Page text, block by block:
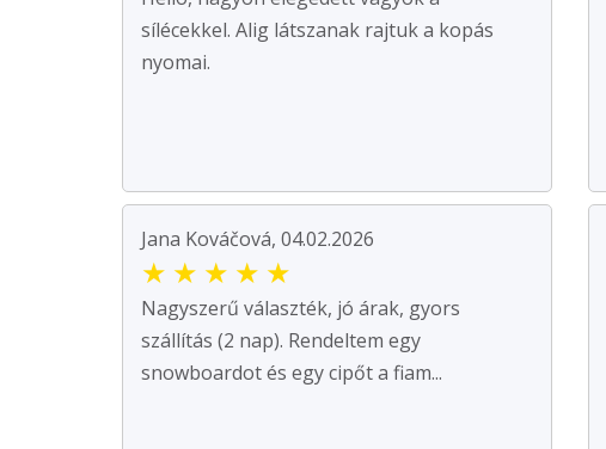
sílécekkel. Alig látszanak rajtuk a kopás
nyomai.
Jana Kováčová, 04.02.2026
★ ★ ★ ★ ★
Nagyszerű választék, jó árak, gyors
szállítás (2 nap). Rendeltem egy
snowboardot és egy cipőt a fiam...